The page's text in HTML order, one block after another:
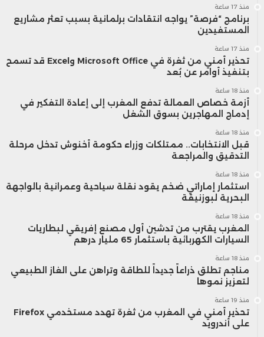
منذ 17 ساعة
برنامج “فرصة” يواجه انتقادات برلمانية بسبب تعثر مشاريع
المستفيدين
منذ 17 ساعة
تحذير أمني من ثغرة في Microsoft Office وExcel قد تسمح
بتنفيذ أوامر عن بُعد
منذ 18 ساعة
أزمة خصاص العمالة تدفع المغرب إلى إعادة التفكير في
إدماج المهاجرين بسوق الشغل
منذ 18 ساعة
قبل الانتخابات.. ممتلكات وزراء حكومة أخنوش تدخل مرحلة
التدقيق والمراجعة
منذ 18 ساعة
استثمار إماراتي ضخم يقود نقلة سياحية وعمرانية بالواجهة
البحرية لبوزنيقة
منذ 18 ساعة
المغرب يقترب من تدشين أول مصنع إفريقي لبطاريات
السيارات الكهربائية باستثمار 65 مليار درهم
منذ 18 ساعة
مناجم تطلق ذراعاً جديداً للطاقة وتراهن على الغاز الطبيعي
لتعزيز نموها
منذ 19 ساعة
تحذير أمني في المغرب من ثغرة تهدد مستخدمي Firefox
على أندرويد